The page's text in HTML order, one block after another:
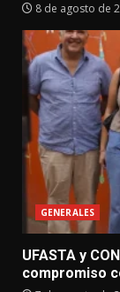
8 de agosto de
GENERALES
UFASTA y
compromiso